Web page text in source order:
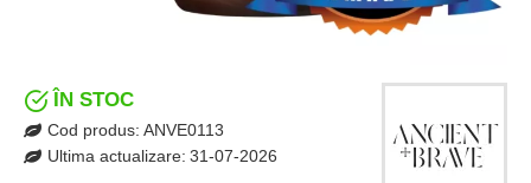
ÎN STOC
Cod produs: ANVE0113
Ultima actualizare: 31-07-2026